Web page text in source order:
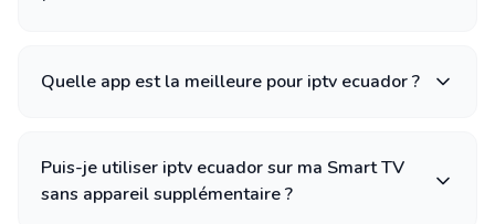
Quelle app est la meilleure pour iptv ecuador ?
Puis-je utiliser iptv ecuador sur ma Smart TV
sans appareil supplémentaire ?